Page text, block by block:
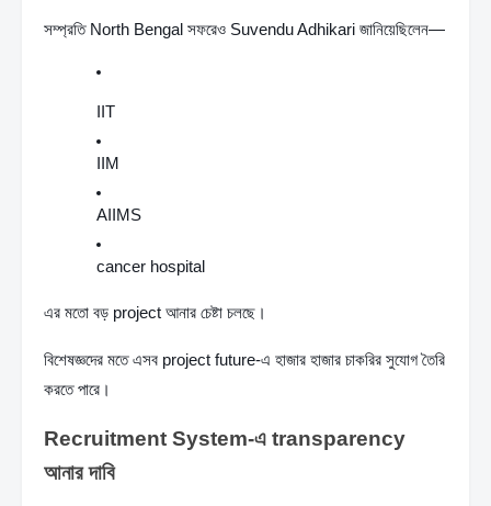
সম্প্রতি North Bengal সফরেও Suvendu Adhikari জানিয়েছিলেন—
IIT
IIM
AIIMS
cancer hospital
এর মতো বড় project আনার চেষ্টা চলছে।
বিশেষজ্ঞদের মতে এসব project future-এ হাজার হাজার চাকরির সুযোগ তৈরি
করতে পারে।
Recruitment System-এ transparency
আনার দাবি